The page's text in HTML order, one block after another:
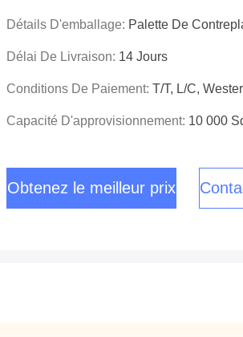
Détails D'emballage: Palette De
Délai De Livraison: 14 Jours
Conditions De Paiement: T/T, L/C,
Capacité D'approvisionnement: 10 000
Obtenez le meilleur prix